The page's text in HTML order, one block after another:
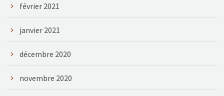
février 2021
janvier 2021
décembre 2020
novembre 2020